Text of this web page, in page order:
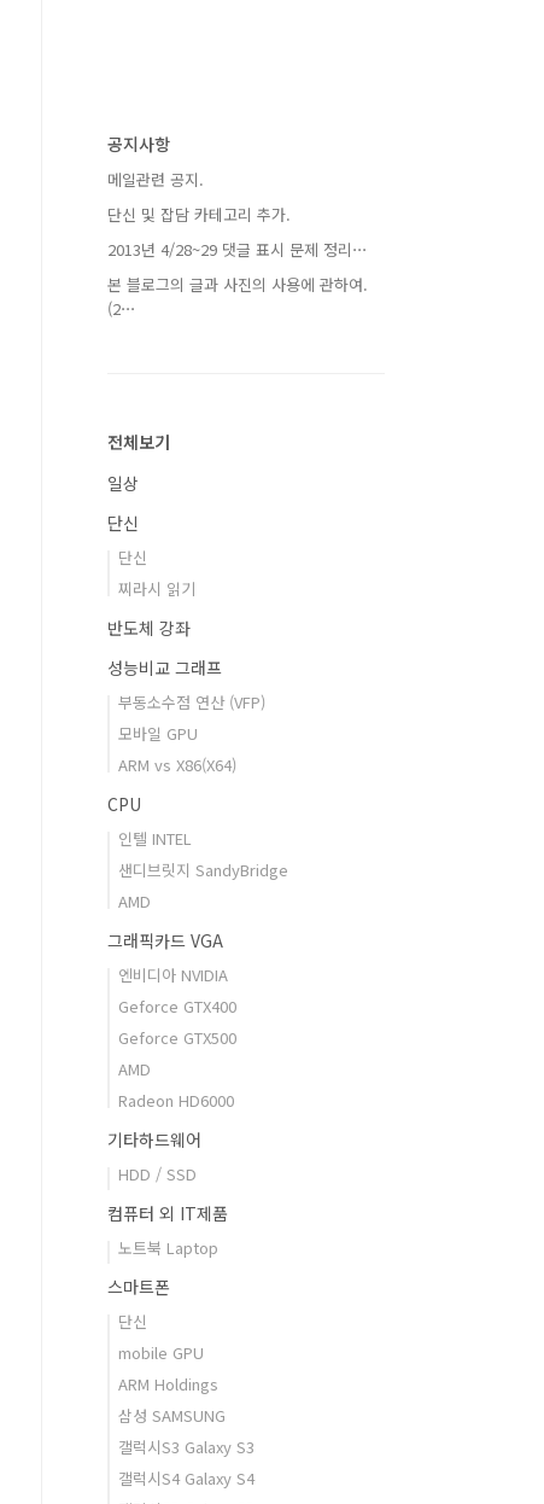
공지사항
메일관련 공지.
단신 및 잡담 카테고리 추가.
2013년 4/28~29 댓글 표시 문제 정리⋯
본 블로그의 글과 사진의 사용에 관하여.
(2⋯
전체보기
일상
단신
단신
찌라시 읽기
반도체 강좌
성능비교 그래프
부동소수점 연산 (VFP)
모바일 GPU
ARM vs X86(X64)
CPU
인텔 INTEL
샌디브릿지 SandyBridge
AMD
그래픽카드 VGA
엔비디아 NVIDIA
Geforce GTX400
Geforce GTX500
AMD
Radeon HD6000
기타하드웨어
HDD / SSD
컴퓨터 외 IT제품
노트북 Laptop
스마트폰
단신
mobile GPU
ARM Holdings
삼성 SAMSUNG
갤럭시S3 Galaxy S3
갤럭시S4 Galaxy S4